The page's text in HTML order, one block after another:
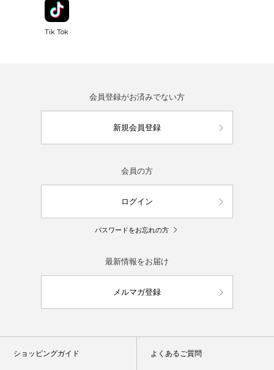
Tik Tok
会員登録がお済みでない方
新規会員登録
会員の方
ログイン
パスワードをお忘れの方
最新情報をお届け
メルマガ登録
ショッピングガイド よくあるご質問